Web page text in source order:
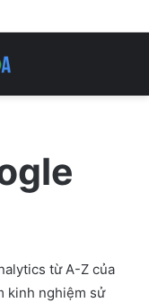
từ A-Z của
kinh nghiệm sử